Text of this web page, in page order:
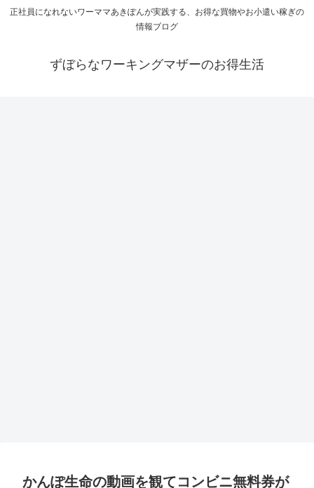
正社員になれないワーママあきぽんが実践する、お得な買物やお小遣い稼ぎの
情報ブログ
ずぼらなワーキングマザーのお得生活
かんぽ生命の動画を観てコンビニ無料券が